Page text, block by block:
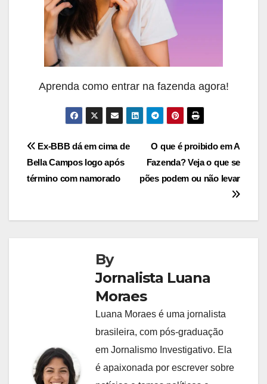
Aprenda como entrar na fazenda agora!
Navegação
de
O que é proibido em A
Fazenda? Veja o que se
pões podem ou não levar
Ex-BBB dá em cima de
Bella Campos logo após
término com namorado
By
Jornalista Luana
Moraes
Luana Moraes é uma jornalista
brasileira, com pós-graduação
em Jornalismo Investigativo. Ela
é apaixonada por escrever sobre